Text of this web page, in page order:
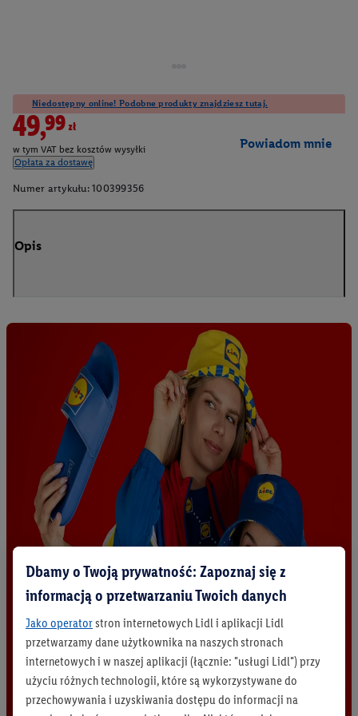
Niedostępny online! Podobne produkty znajdziesz tutaj.
49,99zł
w tym VAT bez kosztów wysyłki
Opłata za dostawę
Powiadom mnie
Numer artykułu: 100399356
Opis
Dbamy o Twoją prywatność: Zapoznaj się z
informacją o przetwarzaniu Twoich danych
Jako operatorstron internetowych Lidl i aplikacji Lidl
przetwarzamy dane użytkownika na naszych stronach
internetowych i w naszej aplikacji (łącznie: "usługi Lidl") przy
użyciu różnych technologii, które są wykorzystywane do
przechowywania i uzyskiwania dostępu do informacji na